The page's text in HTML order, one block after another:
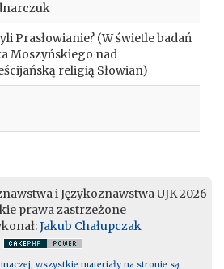
Prasłowianie? (W świetle badań
Moszyńskiego nad
religią Słowian)
i Językoznawstwa UJK 2026
prawa zastrzeżone
Jakub Chałupczak
wszystkie materiały na stronie są